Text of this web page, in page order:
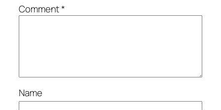
Comment*
Name